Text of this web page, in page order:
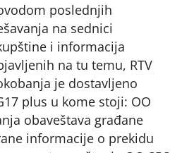
poslednjih
na sednici
i informacija
na tu temu, RTV
je dostavljeno
plus u kome stoji: OO
obaveštava građane
informacije o prekidu